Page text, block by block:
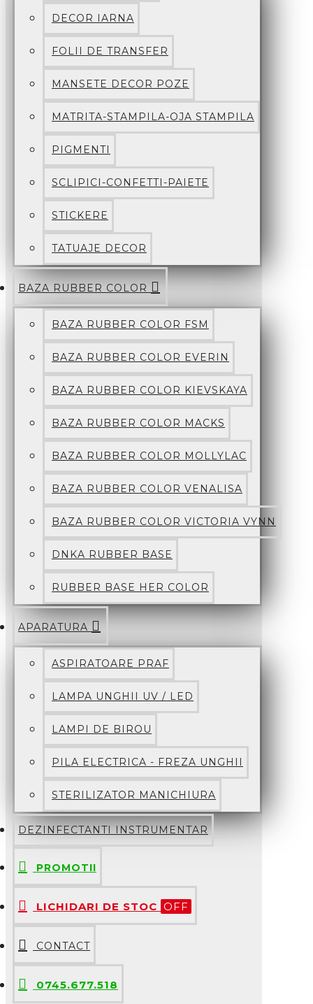
DECOR IARNA
FOLII DE TRANSFER
MANSETE DECOR POZE
MATRITA-STAMPILA-OJA STAMPILA
PIGMENTI
SCLIPICI-CONFETTI-PAIETE
STICKERE
TATUAJE DECOR
BAZA RUBBER COLOR
BAZA RUBBER COLOR FSM
BAZA RUBBER COLOR EVERIN
BAZA RUBBER COLOR KIEVSKAYA
BAZA RUBBER COLOR MACKS
BAZA RUBBER COLOR MOLLYLAC
BAZA RUBBER COLOR VENALISA
BAZA RUBBER COLOR VICTORIA VYNN
DNKA RUBBER BASE
RUBBER BASE HER COLOR
APARATURA
ASPIRATOARE PRAF
LAMPA UNGHII UV / LED
LAMPI DE BIROU
PILA ELECTRICA - FREZA UNGHII
STERILIZATOR MANICHIURA
DEZINFECTANTI INSTRUMENTAR
PROMOTII
LICHIDARI DE STOC OFF
CONTACT
0745.677.518